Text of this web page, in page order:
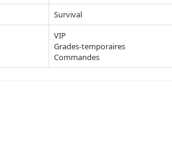
Survival
VIP
Grades-temporaires
Commandes